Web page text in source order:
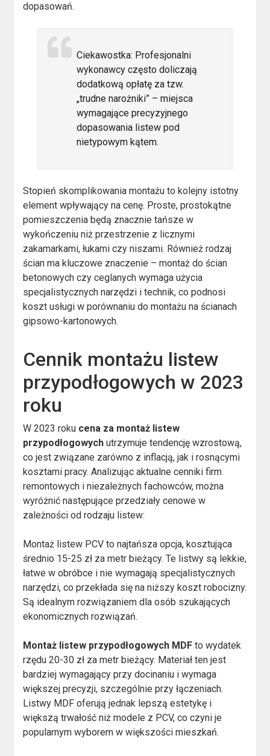
dopasowań.
Ciekawostka: Profesjonalni
wykonawcy często doliczają
dodatkową opłatę za tzw.
„trudne narożniki” – miejsca
wymagające precyzyjnego
dopasowania listew pod
nietypowym kątem.
Stopień skomplikowania montażu to kolejny istotny
element wpływający na cenę. Proste, prostokątne
pomieszczenia będą znacznie tańsze w
wykończeniu niż przestrzenie z licznymi
zakamarkami, łukami czy niszami. Również rodzaj
ścian ma kluczowe znaczenie – montaż do ścian
betonowych czy ceglanych wymaga użycia
specjalistycznych narzędzi i technik, co podnosi
koszt usługi w porównaniu do montażu na ścianach
gipsowo-kartonowych.
Cennik montażu listew
przypodłogowych w 2023
roku
W 2023 roku cena za montaż listew
przypodłogowych utrzymuje tendencję wzrostową,
co jest związane zarówno z inflacją, jak i rosnącymi
kosztami pracy. Analizując aktualne cenniki firm
remontowych i niezależnych fachowców, można
wyróżnić następujące przedziały cenowe w
zależności od rodzaju listew:
Montaż listew PCV to najtańsza opcja, kosztująca
średnio 15-25 zł za metr bieżący. Te listwy są lekkie,
łatwe w obróbce i nie wymagają specjalistycznych
narzędzi, co przekłada się na niższy koszt robocizny.
Są idealnym rozwiązaniem dla osób szukających
ekonomicznych rozwiązań.
Montaż listew przypodłogowych MDF to wydatek
rzędu 20-30 zł za metr bieżący. Materiał ten jest
bardziej wymagający przy docinaniu i wymaga
większej precyzji, szczególnie przy łączeniach.
Listwy MDF oferują jednak lepszą estetykę i
większą trwałość niż modele z PCV, co czyni je
popularnym wyborem w większości mieszkań.